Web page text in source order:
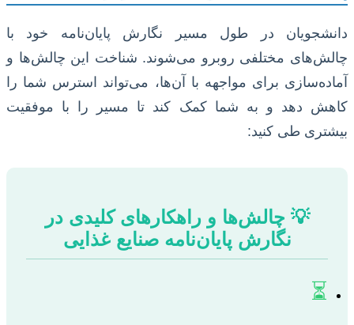
دانشجویان در طول مسیر نگارش پایان‌نامه خود با
چالش‌های مختلفی روبرو می‌شوند. شناخت این چالش‌ها و
آماده‌سازی برای مواجهه با آن‌ها، می‌تواند استرس شما را
کاهش دهد و به شما کمک کند تا مسیر را با موفقیت
بیشتری طی کنید:
💡 چالش‌ها و راهکارهای کلیدی در
نگارش پایان‌نامه صنایع غذایی
⏳